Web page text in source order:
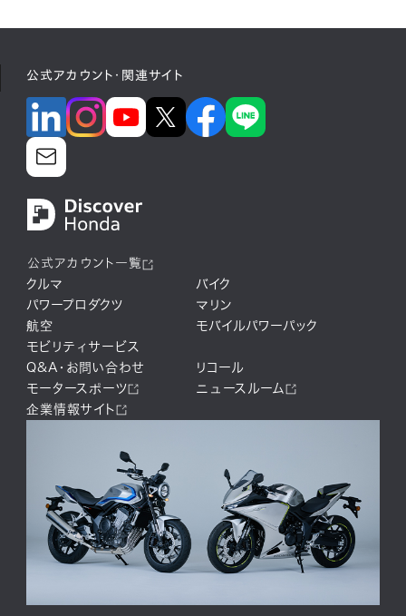
公式アカウント・関連サイト
公式アカウント一覧
クルマ
バイク
パワープロダクツ
マリン
航空
モバイルパワーパック
モビリティサービス
Q&A・お問い合わせ
リコール
モータースポーツ
ニュースルーム
企業情報サイト